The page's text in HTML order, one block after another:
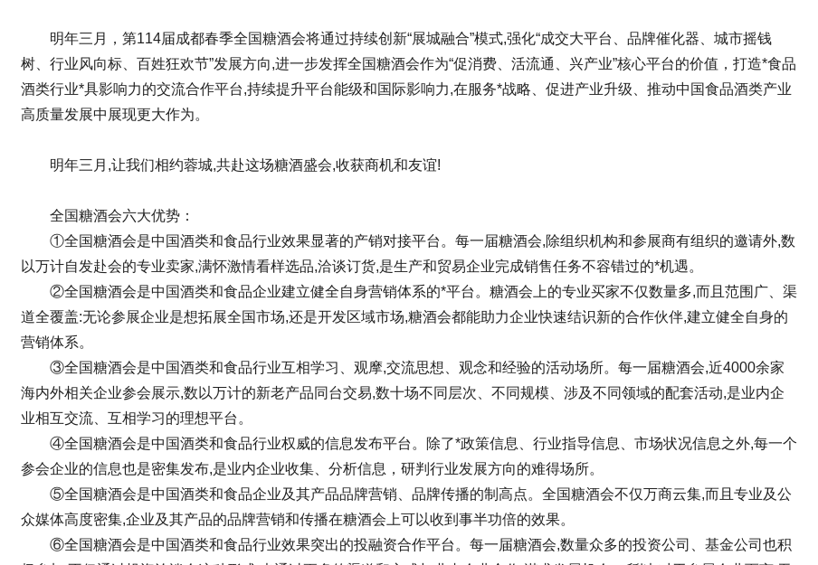
明年三月，第114届成都春季全国糖酒会将通过持续创新“展城融合”模式,强化“成交大平台、品牌催化器、城市摇钱
树、行业风向标、百姓狂欢节”发展方向,进一步发挥全国糖酒会作为“促消费、活流通、兴产业”核心平台的价值，打造*食品
酒类行业*具影响力的交流合作平台,持续提升平台能级和国际影响力,在服务*战略、促进产业升级、推动中国食品酒类产业
高质量发展中展现更大作为。
明年三月,让我们相约蓉城,共赴这场糖酒盛会,收获商机和友谊!
全国糖酒会六大优势：
①全国糖酒会是中国酒类和食品行业效果显著的产销对接平台。每一届糖酒会,除组织机构和参展商有组织的邀请外,数
以万计自发赴会的专业卖家,满怀激情看样选品,洽谈订货,是生产和贸易企业完成销售任务不容错过的*机遇。
②全国糖酒会是中国酒类和食品企业建立健全自身营销体系的*平台。糖酒会上的专业买家不仅数量多,而且范围广、渠
道全覆盖:无论参展企业是想拓展全国市场,还是开发区域市场,糖酒会都能助力企业快速结识新的合作伙伴,建立健全自身的
营销体系。
③全国糖酒会是中国酒类和食品行业互相学习、观摩,交流思想、观念和经验的活动场所。每一届糖酒会,近4000余家
海内外相关企业参会展示,数以万计的新老产品同台交易,数十场不同层次、不同规模、涉及不同领域的配套活动,是业内企
业相互交流、互相学习的理想平台 。
④全国糖酒会是中国酒类和食品行业权威的信息发布平台。除了*政策信息、行业指导信息、市场状况信息之外,每一个
参会企业的信息也是密集发布,是业内企业收集、分析信息，研判行业发展方向的难得场所。
⑤全国糖酒会是中国酒类和食品企业及其产品品牌营销、品牌传播的制高点。全国糖酒会不仅万商云集,而且专业及公
众媒体高度密集,企业及其产品的品牌营销和传播在糖酒会上可以收到事半功倍的效果。
⑥全国糖酒会是中国酒类和食品行业效果突出的投融资合作平台。每一届糖酒会,数量众多的投资公司、基金公司也积